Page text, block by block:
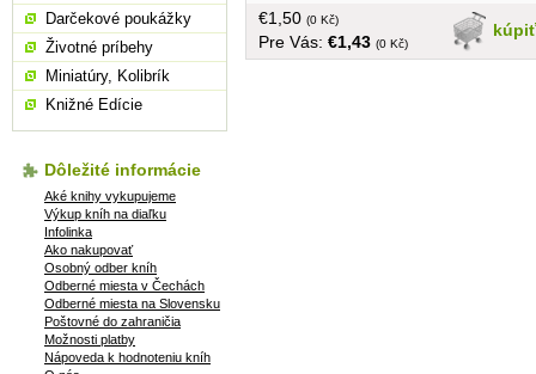
kúpiť
€1,50 (0 Kč)
Pre Vás: €1,43 (0 Kč)
Darčekové poukážky
Životné príbehy
Miniatúry, Kolibrík
Knižné Edície
Dôležité informácie
Aké knihy vykupujeme
Výkup kníh na diaľku
Infolinka
Ako nakupovať
Osobný odber kníh
Odberné miesta v Čechách
Odberné miesta na Slovensku
Poštovné do zahraničia
Možnosti platby
Nápoveda k hodnoteniu kníh